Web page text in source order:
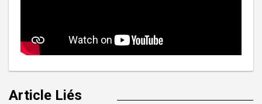
Article Liés